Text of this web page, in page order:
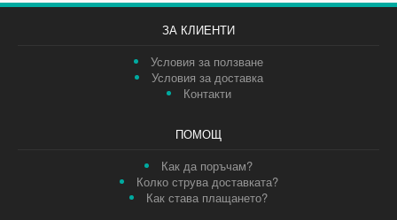
ЗА КЛИЕНТИ
Условия за ползване
Условия за доставка
Контакти
ПОМОЩ
Как да поръчам?
Колко струва доставката?
Как става плащането?